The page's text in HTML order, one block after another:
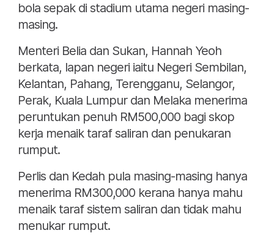
bola sepak di stadium utama negeri masing-
masing.
Menteri Belia dan Sukan, Hannah Yeoh
berkata, lapan negeri iaitu Negeri Sembilan,
Kelantan, Pahang, Terengganu, Selangor,
Perak, Kuala Lumpur dan Melaka menerima
peruntukan penuh RM500,000 bagi skop
kerja menaik taraf saliran dan penukaran
rumput.
Perlis dan Kedah pula masing-masing hanya
menerima RM300,000 kerana hanya mahu
menaik taraf sistem saliran dan tidak mahu
menukar rumput.